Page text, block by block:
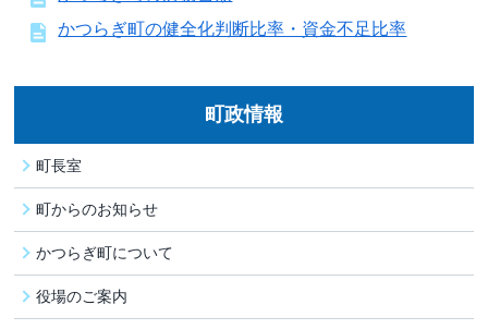
かつらぎ町の健全化判断比率・資金不足比率
町政情報
町長室
町からのお知らせ
かつらぎ町について
役場のご案内